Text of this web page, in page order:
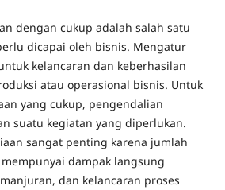
dengan cukup adalah salah satu
dicapai oleh bisnis. Mengatur
kelancaran dan keberhasilan
atau operasional bisnis. Untuk
yang cukup, pengendalian
suatu kegiatan yang diperlukan.
sangat penting karena jumlah
dampak langsung
dan kelancaran proses